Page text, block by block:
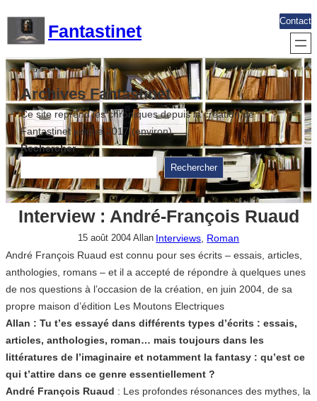
contenu
Fantastinet
Contact
Archives Fantastinet
Ce site reprend les chroniques depuis la création de
Fantastinet jusque 2017 (environ)
Rechercher
Rechercher
Interview : André-François Ruaud
15 août 2004 Allan Interviews Roman
André François Ruaud est connu pour ses écrits – essais, articles,
anthologies, romans – et il a accepté de répondre à quelques unes
de nos questions à l’occasion de la création, en juin 2004, de sa
propre maison d’édition Les Moutons Electriques
Allan : Tu t’es essayé dans différents types d’écrits : essais,
articles, anthologies, roman… mais toujours dans les
littératures de l’imaginaire et notamment la fantasy : qu’est ce
qui t’attire dans ce genre essentiellement ?
André François Ruaud : Les profondes résonances des mythes, la